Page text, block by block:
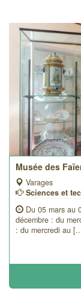
Musée des
Varages
Sciences et
Du 05 mars au
décembre : du
: du mercredi au